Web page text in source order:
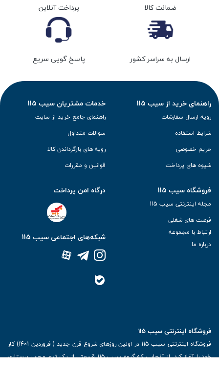
ضمانت کالا پرداخت آنلاین
ارسال به سراسر کشور پاسخ گویی سریع
راهنمای خرید از سیب 115
رویه ارسال سفارشات
شرایط استفاده
حریم خصوصی
شیوه های پرداخت
خدمات مشتریان سیب 115
راهنمای جامع خرید از سایت
سوالات متداول
رویه های بازگرداندن کالا
قوانین و مقررات
فروشگاه سیب 115
مجله اینترنتی سیب 115
فرصت های شغلی
ارتباط با مجموعه
درباره ما
درگاه امن پرداخت
شبکه‌های اجتماعی سیب 115
فروشگاه اینترنتی سیب 115
فروشگاه اینترنتی سیب 115 در اولین روزهای شروع قرن جدید ( فروردین 1401) کار
خود را آغاز کرد. از آنجایی که گروه سیب 115 قسمتی از یک تیم مجرب پرستاری